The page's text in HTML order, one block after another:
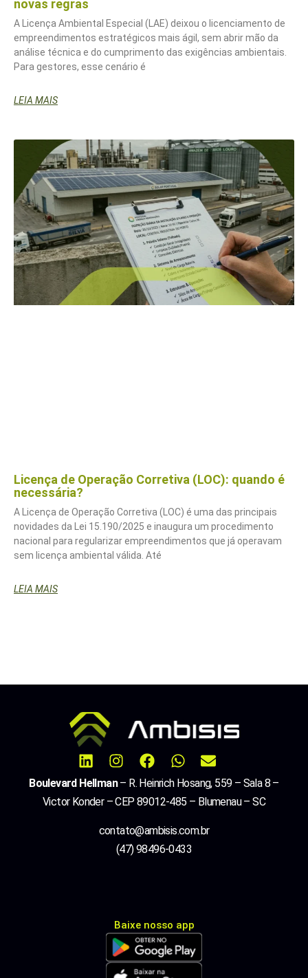
novas regras
A Licença Ambiental Especial (LAE) deixou o licenciamento de
empreendimentos estratégicos mais ágil, sem abrir mão da
análise técnica e do cumprimento das exigências ambientais.
Para gestores, esse cenário é
LEIA MAIS
Licença de Operação Corretiva (LOC): quando é
necessária?
A Licença de Operação Corretiva (LOC) é uma das principais
novidades da Lei 15.190/2025 e inaugura um procedimento
nacional para regularizar empreendimentos que já operavam
sem licença ambiental válida. Até
LEIA MAIS
Boulevard Hellman– R. Heinrich Hosang, 559 – Sala 8 –
Victor Konder – CEP 89012-485 – Blumenau – SC
contato@ambisis.com.br
(47) 98496-0433
Baixe nosso app